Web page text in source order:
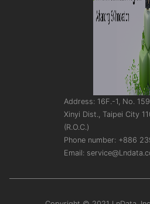
Address: 16F.-1, No.
Xinyi Dist., Taipei City
(R.O.C.)
Phone number: +886
Email: